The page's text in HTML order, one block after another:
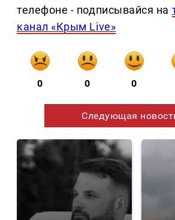
телефоне - подписывайся на
канал «Крым Live»
0 0 0
Следующая